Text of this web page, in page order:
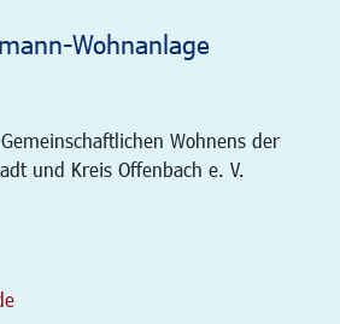
Wohnanlage
Wohnens der
und Kreis Offenbach e. V.